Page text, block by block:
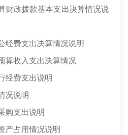
政拨款基本支出决算情况说
费支出决算情况说明
收入支出决算情况
费支出说明
说明
支出说明
占用情况说明